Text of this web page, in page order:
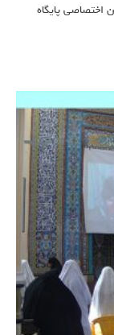
زمین اختصاصی پایگاه